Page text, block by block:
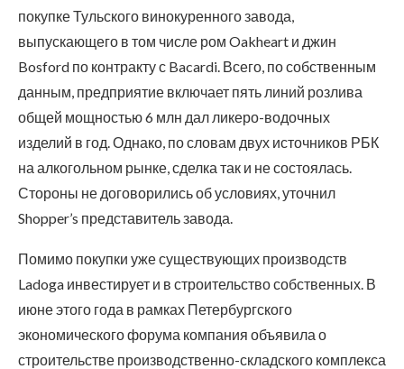
покупке Тульского винокуренного завода,
выпускающего в том числе ром Oakheart и джин
Bosford по контракту с Bacardi. Всего, по собственным
данным, предприятие включает пять линий розлива
общей мощностью 6 млн дал ликеро-водочных
изделий в год. Однако, по словам двух источников РБК
на алкогольном рынке, сделка так и не состоялась.
Стороны не договорились об условиях, уточнил
Shopper’s представитель завода.
Помимо покупки уже существующих производств
Ladoga инвестирует и в строительство собственных. В
июне этого года в рамках Петербургского
экономического форума компания объявила о
строительстве производственно-складского комплекса